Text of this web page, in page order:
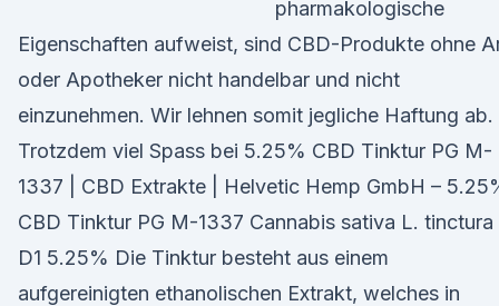
pharmakologische
Eigenschaften aufweist, sind CBD-Produkte ohne
oder Apotheker nicht handelbar und nicht
einzunehmen. Wir lehnen somit jegliche Haftung ab.
Trotzdem viel Spass bei 5.25% CBD Tinktur PG M-
1337 | CBD Extrakte | Helvetic Hemp GmbH –
CBD Tinktur PG M-1337 Cannabis sativa L. tinctura
D1 5.25% Die Tinktur besteht aus einem
aufgereinigten ethanolischen Extrakt, welches in